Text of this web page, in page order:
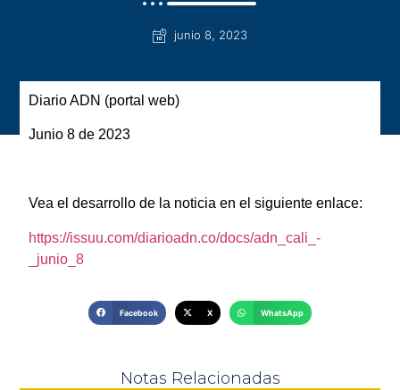
junio 8, 2023
Diario ADN (portal web)
Junio 8 de 2023
Vea el desarrollo de la noticia en el siguiente enlace:
https://issuu.com/diarioadn.co/docs/adn_cali_-
_junio_8
Facebook X WhatsApp
Notas Relacionadas